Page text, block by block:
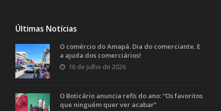
Últimas Notícias
O comércio do Amapá. Dia do comerciante. E
a ajuda dos comerciários!
16 de julho de 2026
O Boticário anuncia refis do ano: “Os favoritos
que ninguém quer ver acabar”